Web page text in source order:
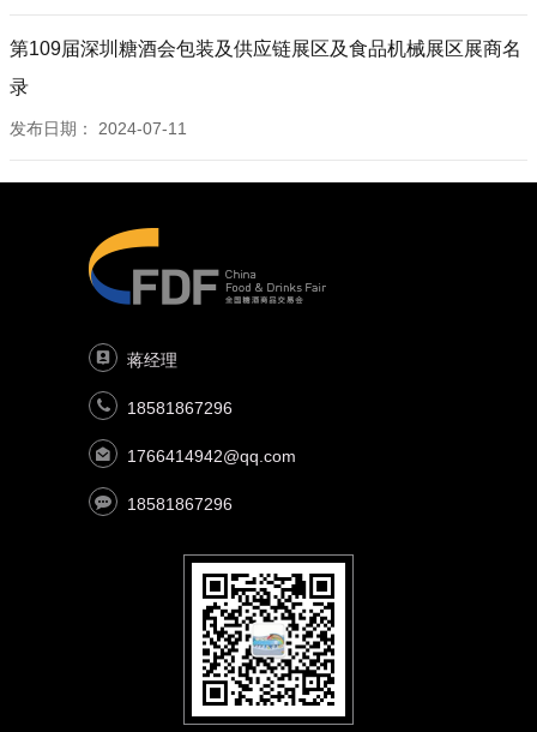
10E073T,10E074T 深圳欧其诺酒业有限公司
10E077T 深圳市君悦酒业有限公司
10E078T 温州舒马赫商贸有限公司
10E085T 怡霖（临沂综合保税区）进出口有限公司
10E086T 上海怡霖酒业有限公司
10E089T 奥达辉（嘉兴综合保税区）进出口有限公司
10F079T 温州殷皇贸易有限公司
10F080T 上海南洲国际贸易有限公司
10F083T 上海瀛亿国际贸易有限公司
10F084T 即刻（哈尔滨）啤酒酿造有限公司
10F087T 深圳市美晶科技有限公司
10F093T 上海景樽酒业有限公司
10F094T 浙江煊熠国际贸易有限公司
10F097T 江门市健锋五金厂有限公司
10F098T 新疆沙地葡萄酒业股份有限公司
10F101T 拉菲堡庄园（深圳）酒业有限公司
10F102T 上海歌酒贸易有限公司
12D043T 醇酩进出口贸易（海南经济特区）有限公司
12D044T 上海赛图曼帝进出口贸易有限公司
12E042T-A 通化葡萄酒股份有限公司
12E045T 斑马通达（安徽）科技有限公司
12E059T 深圳市奥丁格啤酒销售有限公司
12E063T 海阳名仕酒业有限公司
12E067T 卡芙欧国际贸易（上海）有限公司
12E068T 澳大利亚（邦富）酒庄有限公司
12E071T,12E072T,12F073T,12F074T 康帝城堡（深圳）
品牌管理有限公司
12F058T-A,12F058T-B 中盛煜和（天津）文化传播有限公
12F058T-C,12F058T-D 北京蓝氏经典酒业（平原）有限公
12F061T 杭州千岛湖啤酒有限公司
12F062T 青岛崂派啤酒有限公司
第109届深圳糖酒会包装及供应链展区及食品机械展区展商名
录
发布日期： 2024-07-11
蒋经理
18581867296
1766414942@qq.com
18581867296